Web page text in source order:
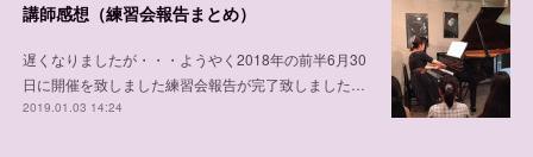
講師感想（練習会報告まとめ）
遅くなりましたが・・・ようやく2018年の前半6月30
日に開催を致しました練習会報告が完了致しました…
2019.01.03 14:24